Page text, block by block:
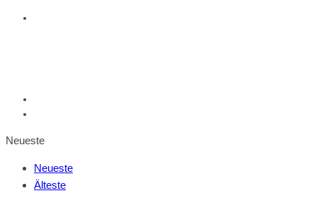
Neueste
Neueste
Älteste